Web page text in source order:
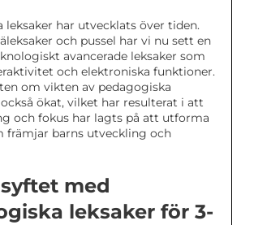
leksaker har utvecklats över tiden.
och pussel har vi nu sett en
avancerade leksaker som
och elektroniska funktioner.
om vikten av pedagogiska
ökat, vilket har resulterat i att
och fokus har lagts på att utforma
främjar barns utveckling och
med
leksaker för 3-